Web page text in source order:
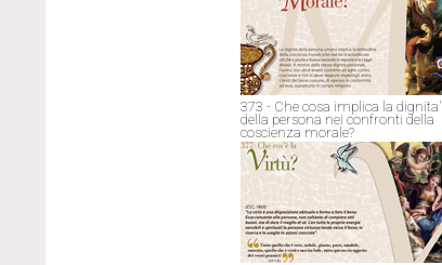
373 - Che cosa implica la dignita'
della persona nei confronti della
coscienza morale?